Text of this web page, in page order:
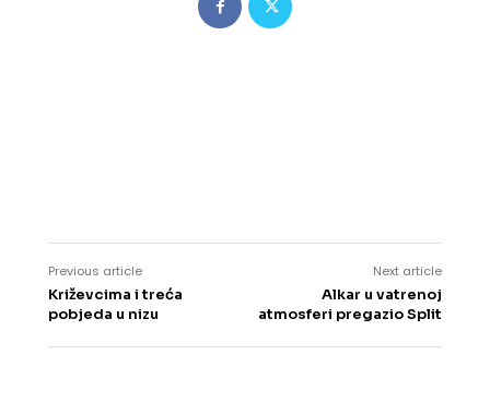
Previous article
Križevcima i treća
pobjeda u nizu
Next article
Alkar u vatrenoj
atmosferi pregazio Split